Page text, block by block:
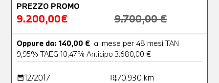
PREZZO PROMO
9.200,00€ 9.700,00 €
Oppure da: 140,00 € al mese per 48 mesi TAN
9,95% TAEG 10,47% Anticipo 3.680,00 €
date_range12/2017 add_road70.930 km